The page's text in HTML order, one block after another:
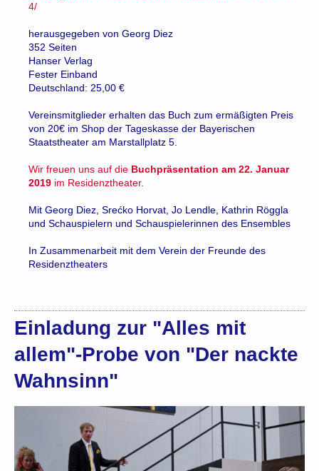
4/
herausgegeben von Georg Diez
352 Seiten
Hanser Verlag
Fester Einband
Deutschland: 25,00 €
Vereinsmitglieder erhalten das Buch zum ermäßigten Preis
von 20€ im Shop der Tageskasse der Bayerischen
Staatstheater am Marstallplatz 5.
Wir freuen uns auf die Buchpräsentation am 22. Januar
2019 im Residenztheater.
Mit Georg Diez, Srećko Horvat, Jo Lendle, Kathrin Röggla
und Schauspielern und Schauspielerinnen des Ensembles
In Zusammenarbeit mit dem Verein der Freunde des
Residenztheaters
Einladung zur "Alles mit
allem"-Probe von "Der nackte
Wahnsinn"